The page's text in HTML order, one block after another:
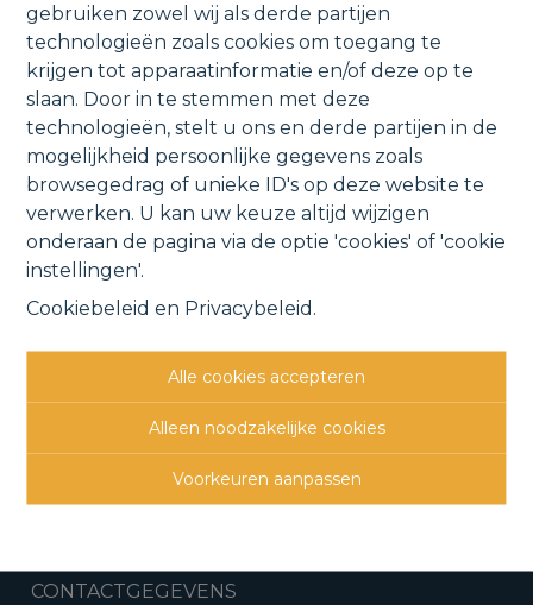
gebruiken zowel wij als derde partijen
technologieën zoals cookies om toegang te
krijgen tot apparaatinformatie en/of deze op te
slaan. Door in te stemmen met deze
technologieën, stelt u ons en derde partijen in de
mogelijkheid persoonlijke gegevens zoals
browsegedrag of unieke ID's op deze website te
verwerken. U kan uw keuze altijd wijzigen
onderaan de pagina via de optie 'cookies' of 'cookie
instellingen'.
Cookiebeleid en Privacybeleid.
Alle cookies accepteren
Alleen noodzakelijke cookies
Voorkeuren aanpassen
Gerenoveerd appartement met
2 ruime slaapkamers en terras.
Gasthuishoevestraat 94, 2170 Merksem
VERKOCHT
Vorige Lijst Volgende
CONTACTGEGEVENS